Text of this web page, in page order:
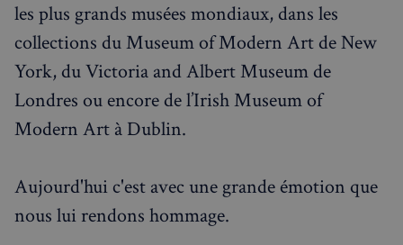
les plus grands musées mondiaux, dans les
collections du Museum of Modern Art de New
York, du Victoria and Albert Museum de
Londres ou encore de l’Irish Museum of
Modern Art à Dublin.
Aujourd'hui c'est avec une grande émotion que
nous lui rendons hommage.
Nom
Fournisseur /
Domaine
_px3
Wix.com, Inc.
.stripecdn.com
5 minutes